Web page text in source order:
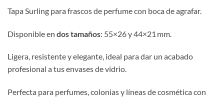
Tapa Surling para frascos de perfume con boca de agrafar.
Disponible en dos tamaños: 55×26 y 44×21 mm.
Ligera, resistente y elegante, ideal para dar un acabado
profesional a tus envases de vidrio.
Perfecta para perfumes, colonias y líneas de cosmética con